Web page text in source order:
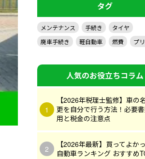
タグ
メンテナンス 手続き
タイヤ
廃車手続き
軽自動車 燃費 プ
人気のお役立ちコラム
【2026年税理士監修】車の
更を自分で行う方法！必要
用と税金の注意点
【2026年最新】買ってよか
自動車ランキング おすすめ